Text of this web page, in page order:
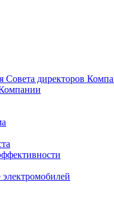
Совета директоров